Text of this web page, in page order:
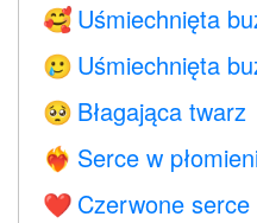
🥰 Uśmiechnięta
🥲 Uśmiechnięta
🥺 Błagająca twarz
❤️‍🔥 Serce w
❤️ Czerwone serce